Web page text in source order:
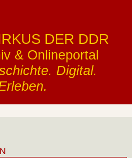
DER DDR
& Onlineportal
Digital.